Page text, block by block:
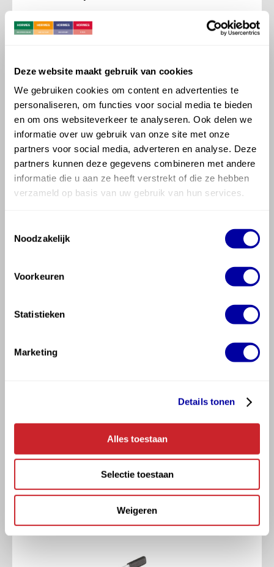
Deze website maakt gebruik van cookies
We gebruiken cookies om content en advertenties te
personaliseren, om functies voor social media te bieden
en om ons websiteverkeer te analyseren. Ook delen we
informatie over uw gebruik van onze site met onze
partners voor social media, adverteren en analyse. Deze
partners kunnen deze gegevens combineren met andere
informatie die u aan ze heeft verstrekt of die ze hebben
verzameld op basis van uw gebruik van hun services.
Noodzakelijk
Voorkeuren
Statistieken
Marketing
Details tonen
Alles toestaan
Selectie toestaan
Weigeren
wiggen. Binnenkort beginnen aan een
Gereedschappen en andere
tegeltoebehoren
Zonder het juiste gereedschap kom je
nergens. Uiteraard hebben wij alles in ons
assortimentvoor het betegelen en afwerken
Lijmspanen
Siliconenkitten (op kleur)
Bezoek voor alle materialen en